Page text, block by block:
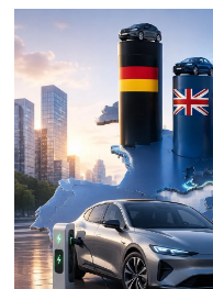
Siyaset
Spor
Tavşanlı
Teknoloji
Türkiye